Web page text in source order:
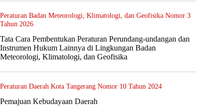
Peraturan Badan Meteorologi, Klimatologi, dan Geofisika Nomor 3
Tahun 2026
Tata Cara Pembentukan Peraturan Perundang-undangan dan
Instrumen Hukum Lainnya di Lingkungan Badan
Meteorologi, Klimatologi, dan Geofisika
Peraturan Daerah Kota Tangerang Nomor 10 Tahun 2024
Pemajuan Kebudayaan Daerah